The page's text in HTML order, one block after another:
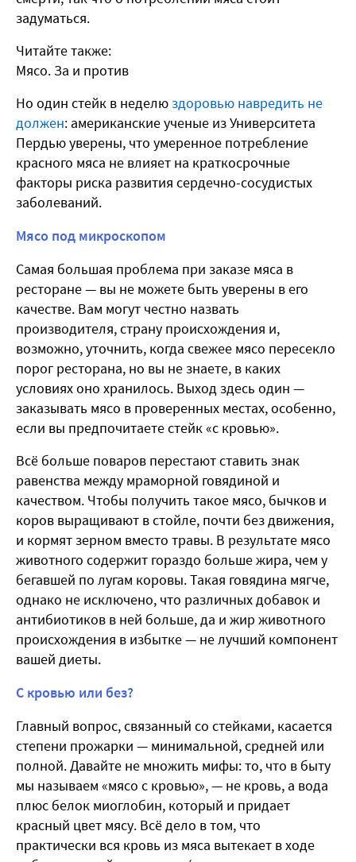
задуматься.
Читайте также:
Мясо. За и против
Но один стейк в неделю здоровью навредить не
должен: американские ученые из Университета
Пердью уверены, что умеренное потребление
красного мяса не влияет на краткосрочные
факторы риска развития сердечно-сосудистых
заболеваний.
Мясо под микроскопом
Самая большая проблема при заказе мяса в
ресторане — вы не можете быть уверены в его
качестве. Вам могут честно назвать
производителя, страну происхождения и,
возможно, уточнить, когда свежее мясо пересекло
порог ресторана, но вы не знаете, в каких
условиях оно хранилось. Выход здесь один —
заказывать мясо в проверенных местах, особенно,
если вы предпочитаете стейк «с кровью».
Всё больше поваров перестают ставить знак
равенства между мраморной говядиной и
качеством. Чтобы получить такое мясо, бычков и
коров выращивают в стойле, почти без движения,
и кормят зерном вместо травы. В результате мясо
животного содержит гораздо больше жира, чем у
бегавшей по лугам коровы. Такая говядина мягче,
однако не исключено, что различных добавок и
антибиотиков в ней больше, да и жир животного
происхождения в избытке — не лучший компонент
вашей диеты.
С кровью или без?
Главный вопрос, связанный со стейками, касается
степени прожарки — минимальной, средней или
полной. Давайте не множить мифы: то, что в быту
мы называем «мясо с кровью», — не кровь, а вода
плюс белок миоглобин, который и придает
красный цвет мясу. Всё дело в том, что
практически вся кровь из мяса вытекает в ходе